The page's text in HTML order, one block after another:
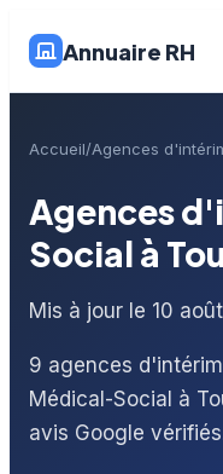
Annuaire RH
Accueil Agences
Agences
Social à
Mis à jour le 10
9 agences
Médical-Social à
avis Google